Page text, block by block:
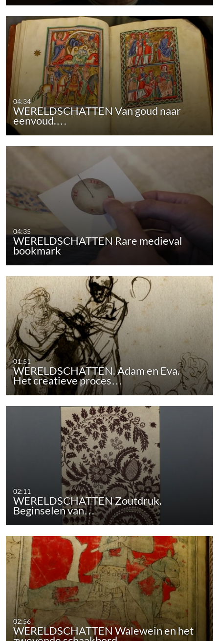
04:34
WERELDSCHATTEN Van goud naar
eenvoud.…
04:35
WERELDSCHATTEN Rare medieval
bookmark
01:51
WERELDSCHATTEN. Adam en Eva.
Het creatieve proces…
02:11
WERELDSCHATTEN Zoutdruk.
Beginselen van…
02:56
WERELDSCHATTEN Walewein en het